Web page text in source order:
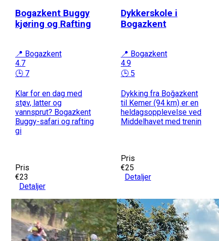
Bogazkent Buggy
kjøring og Rafting
📍 Bogazkent
4.7
🕒 7
Klar for en dag med
støv, latter og
vannsprut? Bogazkent
Buggy-safari og rafting
gi
Pris
€23
Detaljer
Dykkerskole i
Bogazkent
📍 Bogazkent
4.9
🕒 5
Dykking fra Boğazkent
til Kemer (94 km) er en
heldagsopplevelse ved
Middelhavet med trenin
Pris
€25
Detaljer